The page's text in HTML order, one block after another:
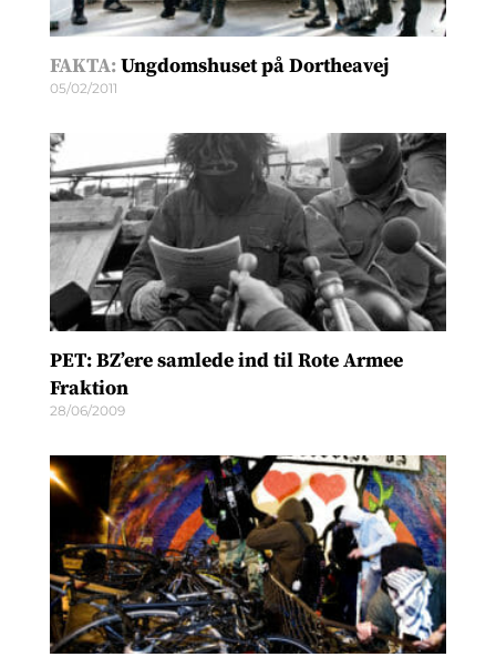
FAKTA:Ungdomshuset på Dortheavej
05/02/2011
PET: BZ’ere samlede ind til Rote Armee
Fraktion
28/06/2009